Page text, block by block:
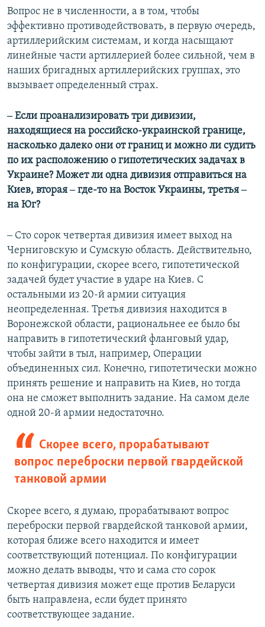
Вопрос не в численности, а в том, чтобы
эффективно противодействовать, в первую очередь,
артиллерийским системам, и когда насыщают
линейные части артиллерией более сильной, чем в
наших бригадных артиллерийских группах, это
вызывает определенный страх.
‒ Если проанализировать три дивизии,
находящиеся на российско-украинской границе,
насколько далеко они от границ и можно ли судить
по их расположению о гипотетических задачах в
Украине? Может ли одна дивизия отправиться на
Киев, вторая ‒ где-то на Восток Украины, третья ‒
на Юг?
‒ Сто сорок четвертая дивизия имеет выход на
Черниговскую и Сумскую область. Действительно,
по конфигурации, скорее всего, гипотетической
задачей будет участие в ударе на Киев. С
остальными из 20-й армии ситуация
неопределенная. Третья дивизия находится в
Воронежской области, рациональнее ее было бы
направить в гипотетический фланговый удар,
чтобы зайти в тыл, например, Операции
объединенных сил. Конечно, гипотетически можно
принять решение и направить на Киев, но тогда
она не сможет выполнить задание. На самом деле
одной 20-й армии недостаточно.
Скорее всего, прорабатывают
вопрос переброски первой гвардейской
танковой армии
Скорее всего, я думаю, прорабатывают вопрос
переброски первой гвардейской танковой армии,
которая ближе всего находится и имеет
соответствующий потенциал. По конфигурации
можно делать выводы, что и сама сто сорок
четвертая дивизия может еще против Беларуси
быть направлена, если будет принято
соответствующее задание.